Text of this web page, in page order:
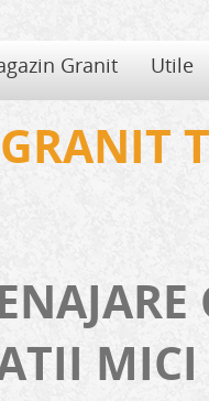
Granit Utile
MICI